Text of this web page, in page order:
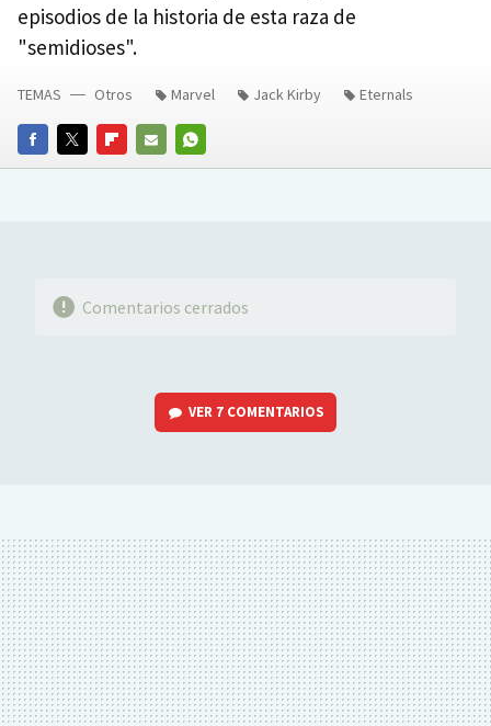
episodios de la historia de esta raza de
"semidioses".
FACEBOOKTWITTERFLIPBOARD
E-
WHATSAPP
TEMAS Otros Marvel Jack Kirby Eternals
Comentarios cerrados
VER 7 COMENTARIOS